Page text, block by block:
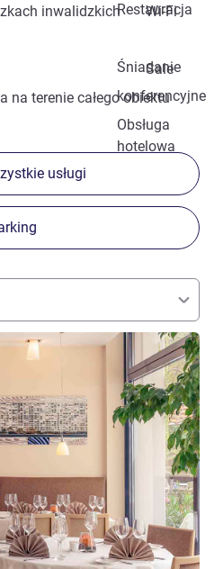
Restauracja
inwalidzkich
Wi-Fi
Śniadanie
Sale
konferencyjne
na terenie całego obiektu
Obsługa
hotelowa
usługi